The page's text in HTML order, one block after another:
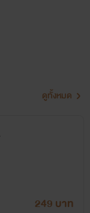
ย่าง กระทั่งเอาตัว
เพื่อน
ดูทั้งหมด
249 บาท